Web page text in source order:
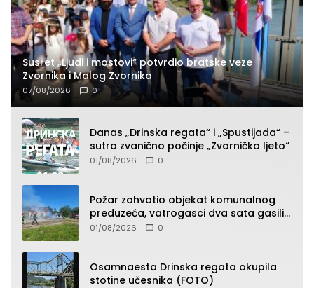
Susret „Ljudi i mostovi“ potvrdio bratske veze
Zvornika i Malog Zvornika
07/08/2026 0
Danas „Drinska regata“ i „Spustijada“ –
sutra zvanično počinje „Zvorničko ljeto“
01/08/2026 0
Požar zahvatio objekat komunalnog
preduzeća, vatrogasci dva sata gasili
vatru (FOTO)
01/08/2026 0
Osamnaesta Drinska regata okupila
stotine učesnika (FOTO)